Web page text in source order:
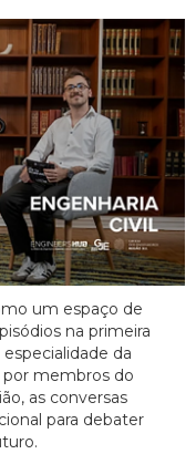
um espaço de
na primeira
da
por membros do
as conversas
para debater